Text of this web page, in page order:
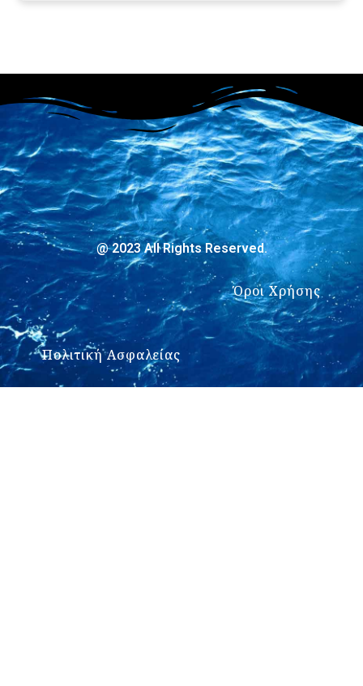
@ 2023 All Rights Reserved.
Όροι Χρήσης
Πολιτική Ασφαλείας